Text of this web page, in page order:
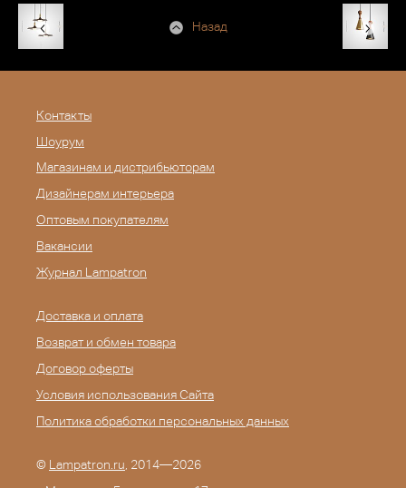
Назад
Контакты
Шоурум
Магазинам и дистрибьюторам
Дизайнерам интерьера
Оптовым покупателям
Вакансии
Журнал Lampatron
Доставка и оплата
Возврат и обмен товара
Договор оферты
Условия использования Сайта
Политика обработки персональных данных
© Lampatron.ru, 2014—2026